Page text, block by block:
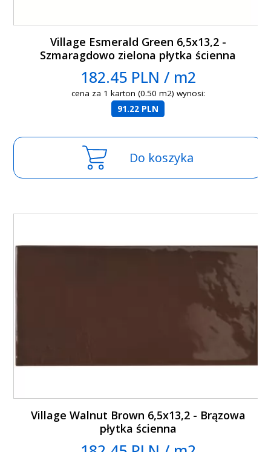
Village Esmerald Green 6,5x13,2 -
Szmaragdowo zielona płytka ścienna
182.45 PLN / m2
cena za 1 karton (0.50 m2) wynosi:
91.22 PLN
Do koszyka
Village Walnut Brown 6,5x13,2 - Brązowa
płytka ścienna